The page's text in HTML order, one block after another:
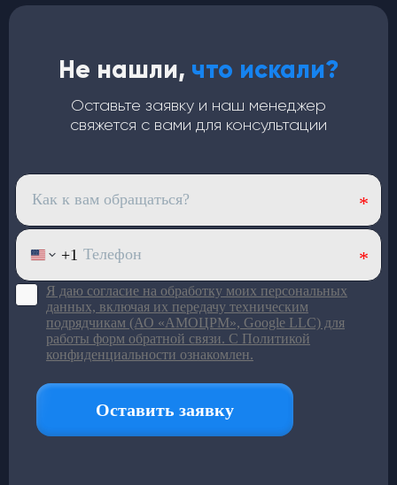
Не нашли, что искали?
Оставьте заявку и наш менеджер
свяжется с вами для консультации
(компрессор работает в щадящем режиме)
4 вентилятора по120 Вт
— равномерный холод по
салону
Верхний корпус изстекловолокна: лёгкий и устойчив